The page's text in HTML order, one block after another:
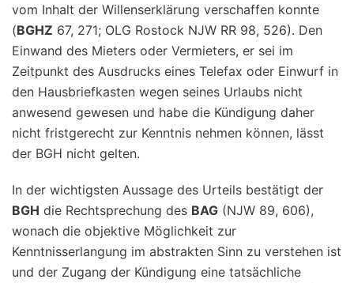
vom Inhalt der Willenserklärung verschaffen konnte
(BGHZ 67, 271; OLG Rostock NJW RR 98, 526). Den
Einwand des Mieters oder Vermieters, er sei im
Zeitpunkt des Ausdrucks eines Telefax oder Einwurf in
den Hausbriefkasten wegen seines Urlaubs nicht
anwesend gewesen und habe die Kündigung daher
nicht fristgerecht zur Kenntnis nehmen können, lässt
der BGH nicht gelten.
In der wichtigsten Aussage des Urteils bestätigt der
BGH die Rechtsprechung des BAG (NJW 89, 606),
wonach die objektive Möglichkeit zur
Kenntnisserlangung im abstrakten Sinn zu verstehen ist
und der Zugang der Kündigung eine tatsächliche